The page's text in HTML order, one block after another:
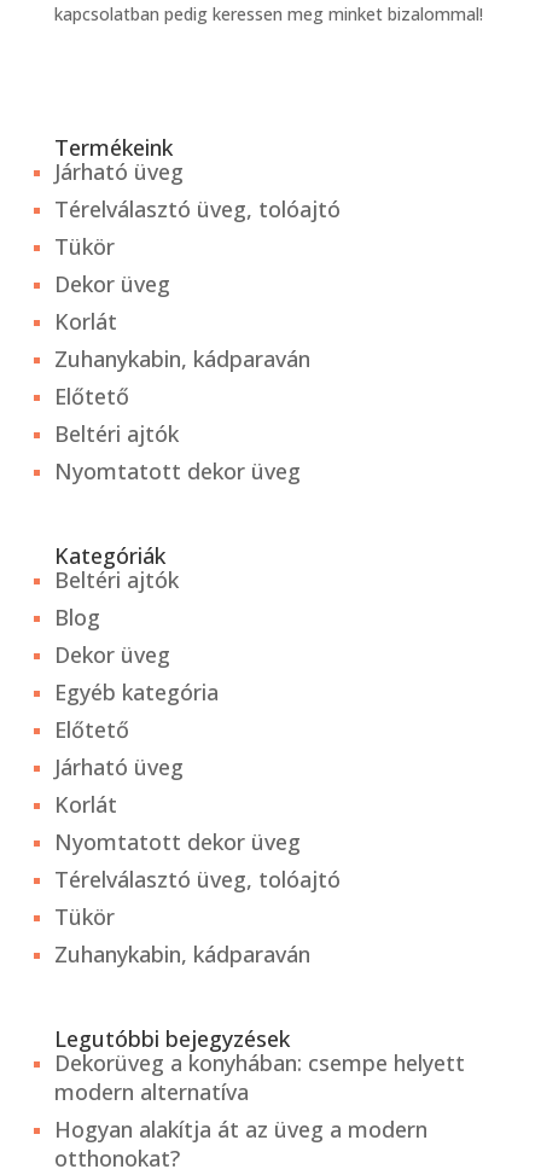
kapcsolatban pedig keressen meg minket bizalommal!
Termékeink
Járható üveg
Térelválasztó üveg, tolóajtó
Tükör
Dekor üveg
Korlát
Zuhanykabin, kádparaván
Előtető
Beltéri ajtók
Nyomtatott dekor üveg
Kategóriák
Beltéri ajtók
Blog
Dekor üveg
Egyéb kategória
Előtető
Járható üveg
Korlát
Nyomtatott dekor üveg
Térelválasztó üveg, tolóajtó
Tükör
Zuhanykabin, kádparaván
Legutóbbi bejegyzések
Dekorüveg a konyhában: csempe helyett
modern alternatíva
Hogyan alakítja át az üveg a modern
otthonokat?